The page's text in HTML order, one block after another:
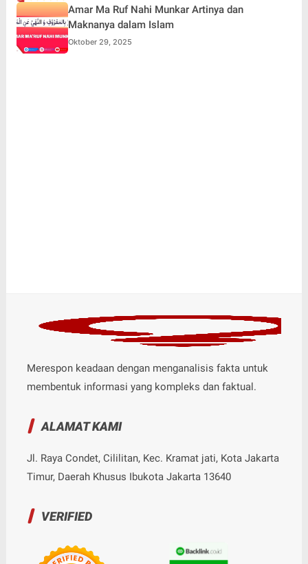
Amar Ma Ruf Nahi Munkar Artinya dan
Maknanya dalam Islam
Oktober 29, 2025
Merespon keadaan dengan menganalisis fakta untuk
membentuk informasi yang kompleks dan faktual.
ALAMAT KAMI
Jl. Raya Condet, Cililitan, Kec. Kramat jati, Kota Jakarta
Timur, Daerah Khusus Ibukota Jakarta 13640
VERIFIED